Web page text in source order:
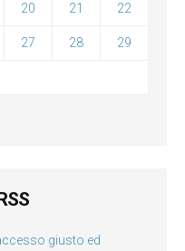
20 21 22
27 28 29
giusto ed